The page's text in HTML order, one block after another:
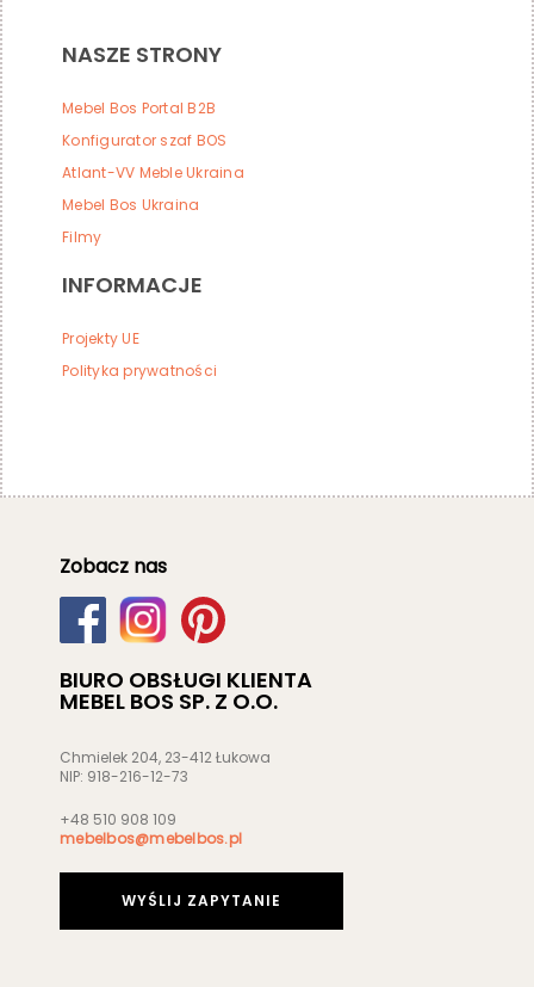
Zobacz nas
BIURO OBSŁUGI KLIENTA
MEBEL BOS SP. Z O.O.
Chmielek 204, 23-412 Łukowa
NIP: 918-216-12-73
+48 510 908 109
mebelbos@mebelbos.pl
WYŚLIJ ZAPYTANIE
NASZE STRONY
Mebel Bos Portal B2B
Konfigurator szaf BOS
Atlant-VV Meble Ukraina
Mebel Bos Ukraina
Filmy
INFORMACJE
Projekty UE
Polityka prywatności